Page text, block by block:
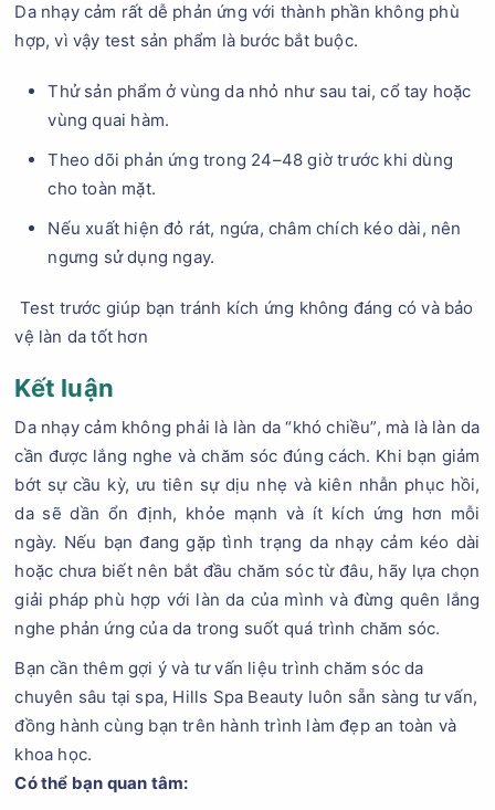
Da nhạy cảm rất dễ phản ứng với thành phần không phù
hợp, vì vậy test sản phẩm là bước bắt buộc.
Thử sản phẩm ở vùng da nhỏ như sau tai, cổ tay hoặc
vùng quai hàm.
Theo dõi phản ứng trong 24–48 giờ trước khi dùng
cho toàn mặt.
Nếu xuất hiện đỏ rát, ngứa, châm chích kéo dài, nên
ngưng sử dụng ngay.
Test trước giúp bạn tránh kích ứng không đáng có và bảo
vệ làn da tốt hơn
Kết luận
Da nhạy cảm không phải là làn da “khó chiều”, mà là làn da
cần được lắng nghe và chăm sóc đúng cách. Khi bạn giảm
bớt sự cầu kỳ, ưu tiên sự dịu nhẹ và kiên nhẫn phục hồi,
da sẽ dần ổn định, khỏe mạnh và ít kích ứng hơn mỗi
ngày. Nếu bạn đang gặp tình trạng da nhạy cảm kéo dài
hoặc chưa biết nên bắt đầu chăm sóc từ đâu, hãy lựa chọn
giải pháp phù hợp với làn da của mình và đừng quên lắng
nghe phản ứng của da trong suốt quá trình chăm sóc.
Bạn cần thêm gợi ý và tư vấn liệu trình chăm sóc da
chuyên sâu tại spa, Hills Spa Beauty luôn sẵn sàng tư vấn,
đồng hành cùng bạn trên hành trình làm đẹp an toàn và
khoa học.
Có thể bạn quan tâm: